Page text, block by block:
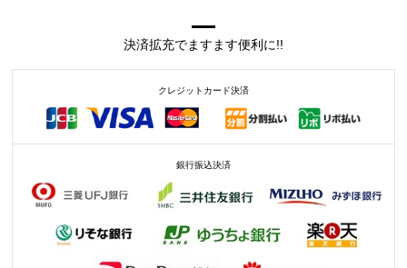
決済拡充でますます便利に!!
クレジットカード決済
銀行振込決済